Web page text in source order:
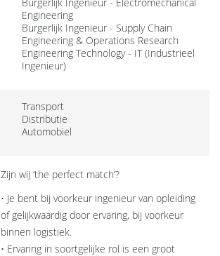
Engineering
Burgerlijk Ingenieur - Supply Chain
Engineering & Operations Research
Engineering Technology - IT (Industrieel
Ingenieur)
Transport
Distributie
Automobiel
Zijn wij ‘the perfect match’?
• Je bent bij voorkeur ingenieur van opleiding
of gelijkwaardig door ervaring, bij voorkeur
binnen logistiek.
• Ervaring in soortgelijke rol is een groot